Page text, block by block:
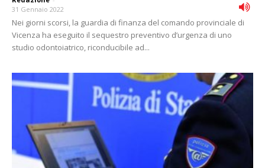
31 Gennaio 2022
Nei giorni scorsi, la guardia di finanza del comando provinciale di
Vicenza ha eseguito il sequestro preventivo d’urgenza di uno
studio odontoiatrico, riconducibile ad...